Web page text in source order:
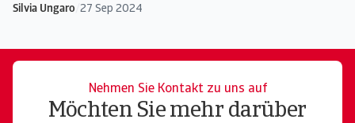
Silvia Ungaro 27 Sep 2024
Nehmen Sie Kontakt zu uns auf
Möchten Sie mehr darüber